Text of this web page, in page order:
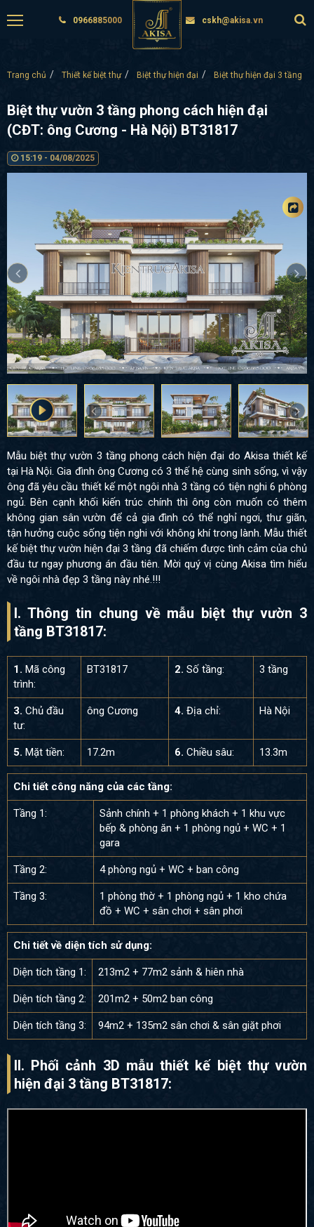
0966885000 cskh@akisa.vn
Trang chủ Thiết kế biệt thự Biệt thự hiện đại Biệt thự hiện đại 3 tầng
Biệt thự vườn 3 tầng phong cách hiện đại
(CĐT: ông Cương - Hà Nội) BT31817
15:19 - 04/08/2025
Mẫu biệt thự vườn 3 tầng phong cách hiện đại do Akisa thiết kế
tại Hà Nội. Gia đình ông Cương có 3 thế hệ cùng sinh sống, vì vậy
ông đã yêu cầu thiết kế một ngôi nhà 3 tầng có tiện nghi 6 phòng
ngủ. Bên cạnh khối kiến trúc chính thì ông còn muốn có thêm
không gian sân vườn để cả gia đình có thể nghỉ ngơi, thư giãn,
tận hưởng cuộc sống tiện nghi với không khí trong lành. Mẫu thiết
kế biệt thự vườn hiện đại 3 tầng đã chiếm được tình cảm của chủ
đầu tư ngay phương án đầu tiên. Mời quý vị cùng Akisa tìm hiểu
về ngôi nhà đẹp 3 tầng này nhé.!!!
I. Thông tin chung về mẫu biệt thự vườn 3
tầng BT31817:
1. Mã công
trình:
BT31817 2. Số tầng: 3 tầng
3. Chủ đầu
tư:
ông Cương 4. Địa chỉ: Hà Nội
5. Mặt tiền: 17.2m 6. Chiều sâu: 13.3m
Chi tiết công năng của các tầng:
Tầng 1:
Sảnh chính + 1 phòng khách + 1 khu vực
bếp & phòng ăn + 1 phòng ngủ + WC + 1
gara
Tầng 2: 4 phòng ngủ + WC + ban công
Tầng 3:
1 phòng thờ + 1 phòng ngủ + 1 kho chứa
đồ + WC + sân chơi + sân phơi
Chi tiết về diện tích sử dụng:
Diện tích tầng 1: 213m2 + 77m2 sảnh & hiên nhà
Diện tích tầng 2: 201m2 + 50m2 ban công
Diện tích tầng 3: 94m2 + 135m2 sân chơi & sân giặt phơi
II. Phối cảnh 3D mẫu thiết kế biệt thự vườn
hiện đại 3 tầng BT31817: